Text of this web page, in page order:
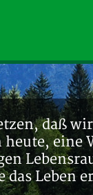
daß
eine
das Leben